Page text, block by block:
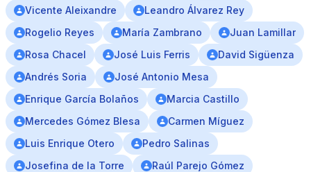
Vicente Aleixandre
Leandro Álvarez Rey
Rogelio Reyes
María Zambrano
Juan Lamillar
Rosa Chacel
José Luis Ferris
David Sigüenza
Andrés Soria
José Antonio Mesa
Enrique García Bolaños
Marcia Castillo
Mercedes Gómez Blesa
Carmen Míguez
Luis Enrique Otero
Pedro Salinas
Josefina de la Torre
Raúl Parejo Gómez